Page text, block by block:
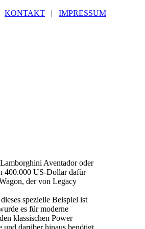
KONTAKT | IMPRESSUM
Aventador oder
400.000 US-Dollar dafür
der von Legacy
spezielle Beispiel ist
es für moderne
klassischen Power
und darüber hinaus benötigt